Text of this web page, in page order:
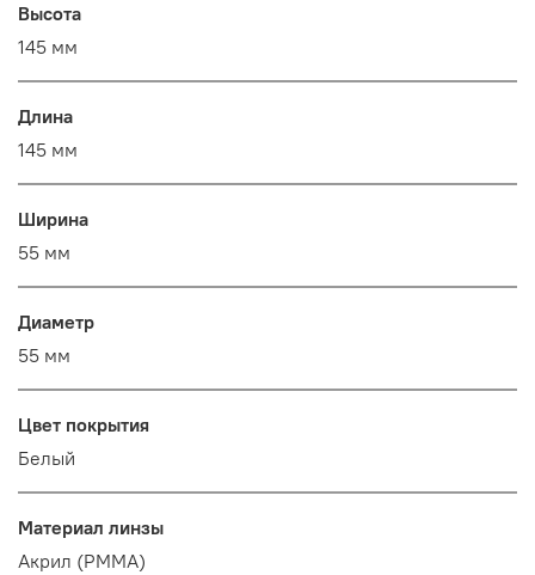
Высота
145 мм
Длина
145 мм
Ширина
55 мм
Диаметр
55 мм
Цвет покрытия
Белый
Материал линзы
Акрил (PMMA)